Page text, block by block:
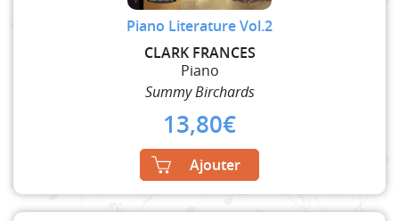
Piano Literature Vol.2
CLARK FRANCES
Piano
Summy Birchards
13,80€
Ajouter